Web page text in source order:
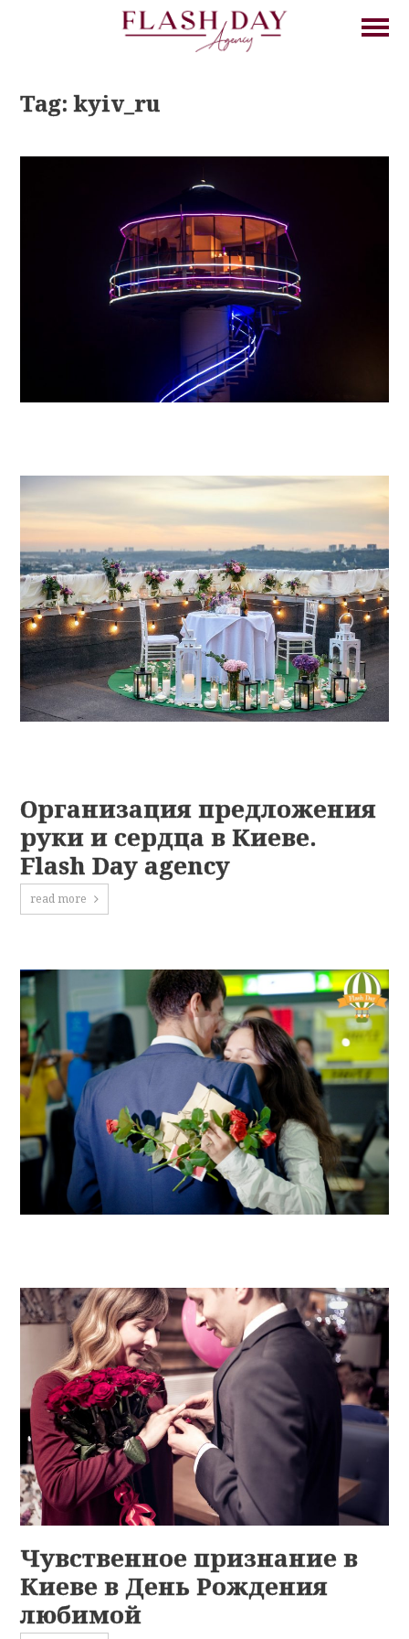
Tag: kyiv_ru
Организация предложения
руки и сердца в Киеве.
Flash Day agency
read more
Чувственное признание в
Киеве в День Рождения
любимой